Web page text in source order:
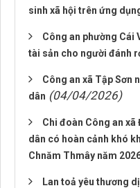
sinh xã hội trên ứng
Công an phường Cái
tài sản cho người đánh
Công an xã Tập Sơn
dân (04/04/2026)
Chi đoàn Công an
dân có hoàn cảnh khó
Chnăm Thmây năm
Lan toả yêu thương